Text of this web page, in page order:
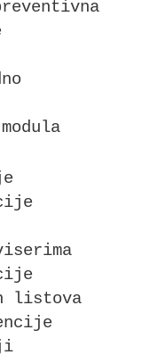
listova